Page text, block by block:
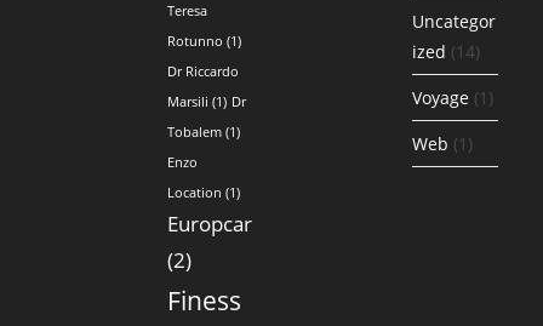
Teresa
Rotunno (1)
Dr Riccardo
Marsili (1) Dr
Tobalem (1)
Enzo
Location (1)
Europcar
(2)
Finess
Uncategor
ized (14)
Voyage (1)
Web (1)